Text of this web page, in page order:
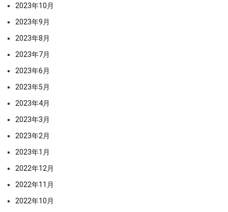
2023年10月
2023年9月
2023年8月
2023年7月
2023年6月
2023年5月
2023年4月
2023年3月
2023年2月
2023年1月
2022年12月
2022年11月
2022年10月